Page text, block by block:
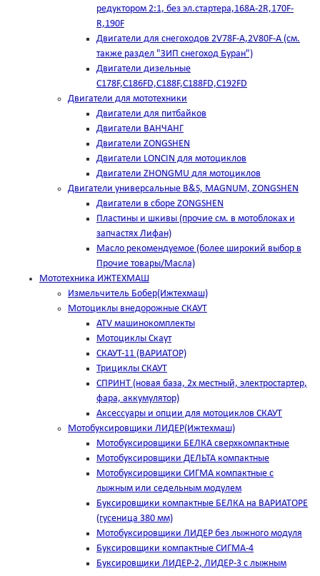
редуктором 2:1, без эл.стартера,168А-2R,170F-
R,190F
Двигатели для снегоходов 2V78F-A,2V80F-A (см.
также раздел "ЗИП снегоход Буран")
Двигатели дизельные
C178F,С186FD,C188F,C188FD,C192FD
Двигатели для мототехники
Двигатели для питбайков
Двигатели ВАНЧАНГ
Двигатели ZONGSHEN
Двигатели LONCIN для мотоциклов
Двигатели ZHONGMU для мотоциклов
Двигатели универсальные B&S, MAGNUM, ZONGSHEN
Двигатели в сборе ZONGSHEN
Пластины и шкивы (прочие см. в мотоблоках и
запчастях Лифан)
Масло рекомендуемое (более широкий выбор в
Прочие товары/Масла)
Мототехника ИЖТЕХМАШ
Измельчитель Бобер(Ижтехмаш)
Мотоциклы внедорожные СКАУТ
ATV машинокомплекты
Мотоциклы Скаут
СКАУТ-11 (ВАРИАТОР)
Трициклы СКАУТ
СПРИНТ (новая база, 2х местный, электростартер,
фара, аккумулятор)
Аксессуары и опции для мотоциклов СКАУТ
Мотобуксировщики ЛИДЕР(Ижтехмаш)
Мотобуксировщики БЕЛКА сверхкомпактные
Мотобуксировщики ДЕЛЬТА компактные
Мотобуксировщики СИГМА компактные с
лыжным или седельным модулем
Буксировщики компактные БЕЛКА на ВАРИАТОРЕ
(гусеница 380 мм)
Мотобуксировщики ЛИДЕР без лыжного модуля
Буксировщики компактные СИГМА-4
Буксировщики ЛИДЕР-2, ЛИДЕР-3 c лыжным